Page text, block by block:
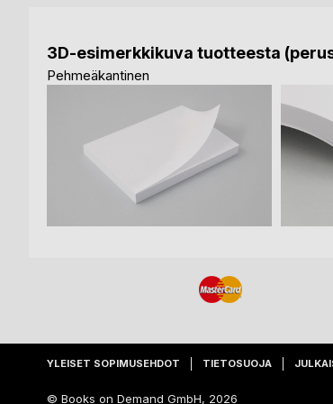
3D-esimerkkikuva tuotteesta
Pehmeäkantinen
YLEISET SOPIMUSEHDOT TIETOSUOJA
© Books on Demand GmbH, 2026